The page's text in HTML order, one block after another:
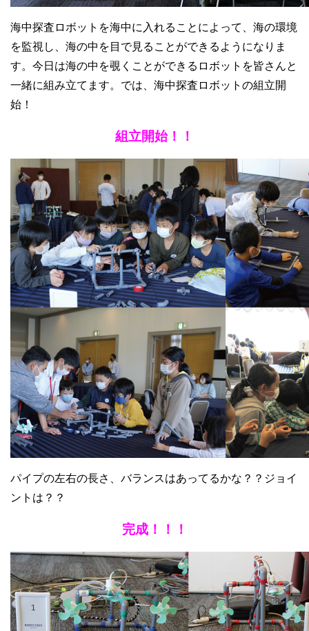
海中探査ロボットを海中に入れることによって、海の環境
を監視し、海の中を目で見ることができるようになりま
す。今日は海の中を覗くことができるロボットを皆さんと
一緒に組み立てます。では、海中探査ロボットの組立開
始！
組立開始！！
パイプの左右の長さ、バランスはあってるかな？？ジョイ
ントは？？
完成！！！